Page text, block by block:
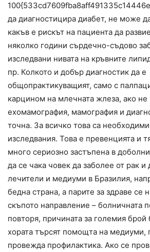
да диагностицира диабет, не може
какъв е рискът на пациента да
няколко години сърдечно-съдово
изследвани нивата на кръвните
пр. Колкото и добър диагностик да е
общопрактикуващият, само с
карцином на млечната жлеза, ако не
ехомамография, мамография и
точна. За всичко това са
изследвания. Това е превенцията и
много сериозно застъпена в
да се чака човек да заболее от рак и
лечители и медиуми в Бразилия,
бедна страна, а парите за здраве се
скъпото направление – болничната
повторя, причината за големия брой
хората търсят помощта на медиуми,
провежда профилактика. Ако се